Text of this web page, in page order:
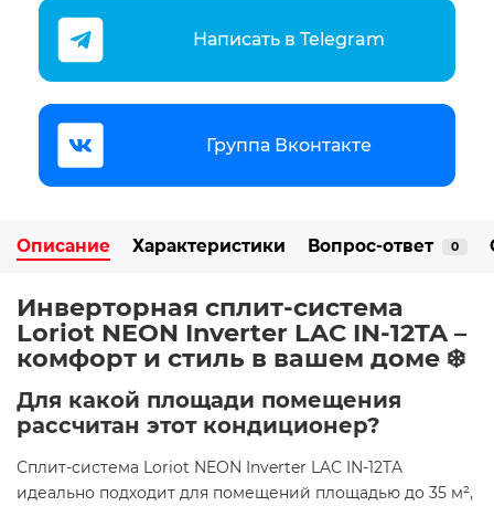
Написать в Telegram
Группа Вконтакте
Описание Характеристики Вопрос-ответ 0
Инверторная сплит-система
Loriot NEON Inverter LAC IN-12TA –
комфорт и стиль в вашем доме ❄️
Для какой площади помещения
рассчитан этот кондиционер?
Сплит-система Loriot NEON Inverter LAC IN-12TA
идеально подходит для помещений площадью до 35 м²,